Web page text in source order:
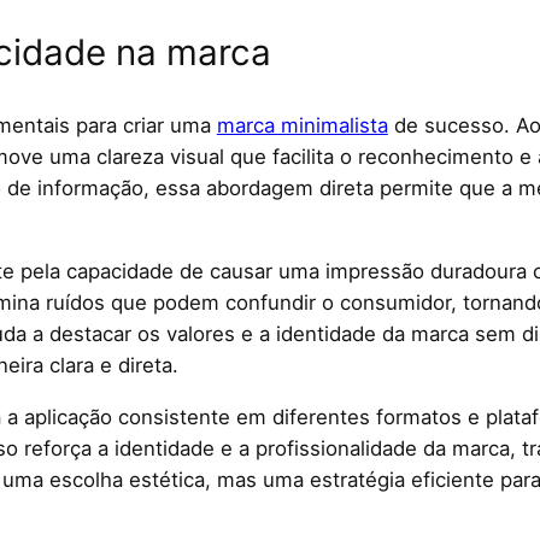
na marca
para criar uma marca minimalistade sucesso.
uma clareza visual que facilita o reconhecimento
informação, essa abordagem direta permite que a
pela capacidade de causar uma impressão
ruídos que podem confundir o consumidor,
a destacar os valores e a identidade da marca sem
clara e direta.
aplicação consistente em diferentes formatos e
reforça a identidade e a profissionalidade da marca,
escolha estética, mas uma estratégia eficiente